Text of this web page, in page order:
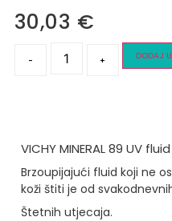
30,03 €
- + DODAJ
VICHY MINERAL 89 UV
Brzoupijajući fluid koji ne
koži štiti je od
Štetnih utjecaja.